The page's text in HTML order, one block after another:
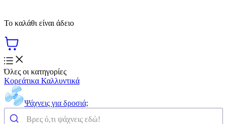
Το καλάθι είναι άδειο
Όλες οι κατηγορίες
Κορεάτικα Καλλυντικά
Ψάχνεις για δροσιά;